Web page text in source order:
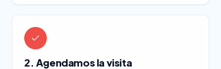
2. Agendamos la visita